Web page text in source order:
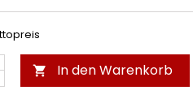
 In den Warenkorb